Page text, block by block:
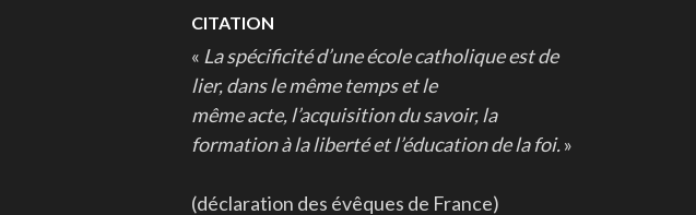
CITATION
« La spécificité d’une école catholique est de
lier, dans le même temps et le
même acte, l’acquisition du savoir, la
formation à la liberté et l’éducation de la foi.»
(déclaration des évêques de France)